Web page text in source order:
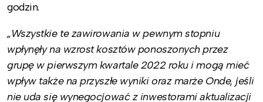
godzin.
„Wszystkie te zawirowania w pewnym stopniu
wpłynęły na wzrost kosztów ponoszonych przez
grupę w pierwszym kwartale 2022 roku i mogą mieć
wpływ także na przyszłe wyniki oraz marże Onde, jeśli
nie uda się wynegocjować z inwestorami aktualizacji